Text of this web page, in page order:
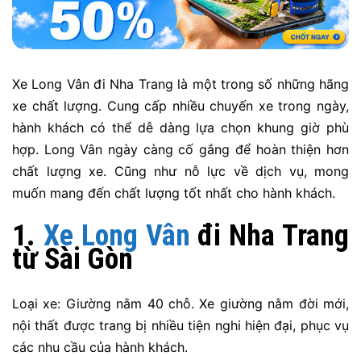
Xe Long Vân đi Nha Trang là một trong số những hãng
xe chất lượng. Cung cấp nhiều chuyến xe trong ngày,
hành khách có thể dễ dàng lựa chọn khung giờ phù
hợp. Long Vân ngày càng cố gắng để hoàn thiện hơn
chất lượng xe. Cũng như nỗ lực về dịch vụ, mong
muốn mang đến chất lượng tốt nhất cho hành khách.
1. Xe Long Vân đi Nha Trang
từ Sài Gòn
Loại xe: Giường nằm 40 chỗ. Xe giường nằm đời mới,
nội thất được trang bị nhiều tiện nghi hiện đại, phục vụ
các nhu cầu của hành khách.